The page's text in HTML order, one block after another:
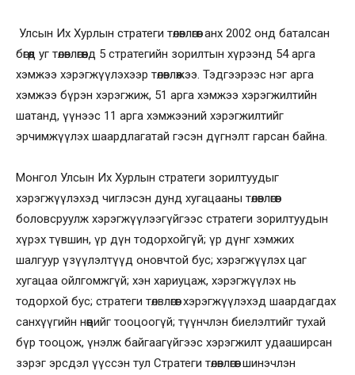
Улсын Их Хурлын стратеги төлөвлөгөөг анх 2002 онд баталсан
бөгөөд уг төлөвлөгөөнд 5 стратегийн зорилтын хүрээнд 54 арга
хэмжээ хэрэгжүүлэхээр төлөвлөжээ. Тэдгээрээс нэг арга
хэмжээ бүрэн хэрэгжиж, 51 арга хэмжээ хэрэгжилтийн
шатанд, үүнээс 11 арга хэмжээний хэрэгжилтийг
эрчимжүүлэх шаардлагатай гэсэн дүгнэлт гарсан байна.
Монгол Улсын Их Хурлын стратеги зорилтуудыг
хэрэгжүүлэхэд чиглэсэн дунд хугацааны төлөвлөгөөг
боловсруулж хэрэгжүүлээгүйгээс стратеги зорилтуудын
хүрэх түвшин, үр дүн тодорхойгүй; үр дүнг хэмжих
шалгуур үзүүлэлтүүд оновчтой бус; хэрэгжүүлэх цаг
хугацаа ойлгомжгүй; хэн хариуцаж, хэрэгжүүлэх нь
тодорхой бус; стратеги төлвлөгөөг хэрэгжүүлэхэд шаардагдах
санхүүгийн нөөцийг тооцоогүй; түүнчлэн биелэлтийг тухай
бүр тооцож, үнэлж байгаагүйгээс хэрэгжилт удааширсан
зэрэг эрсдэл үүссэн тул Стратеги төлөвлөгөөг шинэчлэн